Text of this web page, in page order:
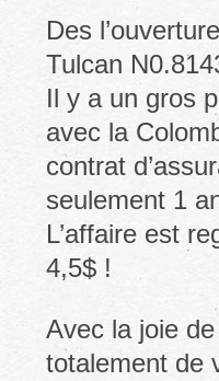
Des
Tulcan
Il y a un gros
avec la
contrat
seulement 1
L’affaire est
4,5$ !
Avec la joie
totalement de